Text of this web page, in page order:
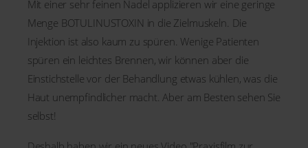
Mit einer sehr feinen Nadel applizieren wir eine geringe
Menge BOTULINUSTOXIN in die Zielmuskeln. Die
Injektion ist also kaum zu spüren. Wenige Patienten
spüren ein leichtes Brennen, wir können aber die
Einstichstelle vor der Behandlung etwas kühlen, was die
Haut unempfindlicher macht. Aber am Besten sehen Sie
selbst!